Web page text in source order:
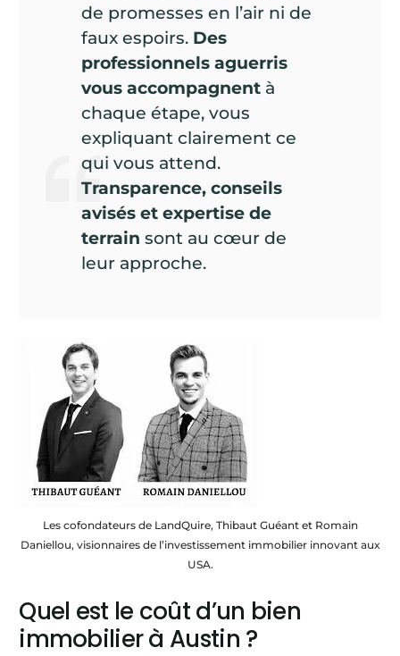
de promesses en l’air ni de
faux espoirs. Des
professionnels aguerris
vous accompagnent à
chaque étape, vous
expliquant clairement ce
qui vous attend.
Transparence, conseils
avisés et expertise de
terrain sont au cœur de
leur approche.
Les cofondateurs de LandQuire, Thibaut Guéant et Romain
Daniellou, visionnaires de l’investissement immobilier innovant aux
USA.
Quel est le coût d’un bien
immobilier à Austin ?